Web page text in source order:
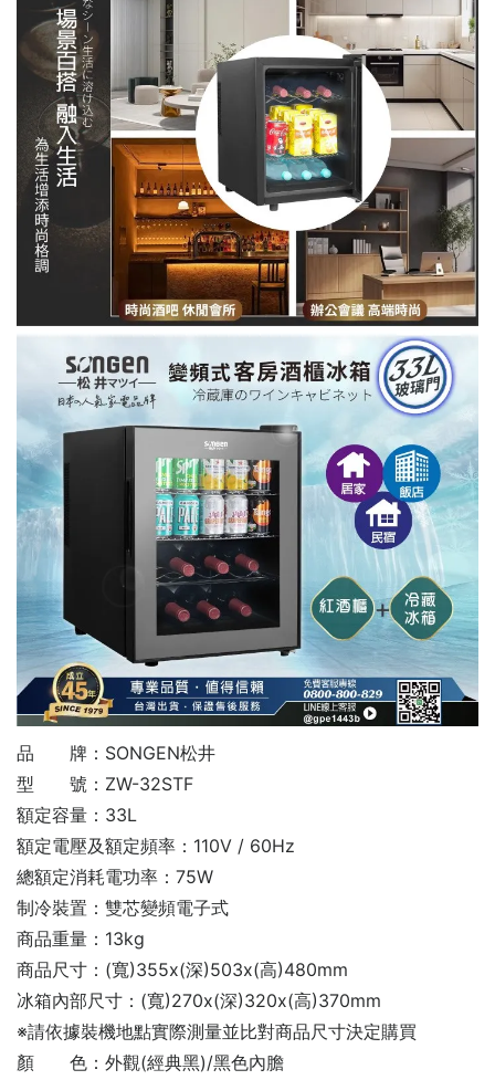
品 牌：SONGEN松井
型 號：ZW-32STF
額定容量：33L
額定電壓及額定頻率：110V / 60Hz
總額定消耗電功率：75W
制冷裝置：雙芯變頻電子式
商品重量：13kg
商品尺寸：(寬)355x(深)503x(高)480mm
冰箱內部尺寸：(寬)270x(深)320x(高)370mm
※請依據裝機地點實際測量並比對商品尺寸決定購買
顏 色：外觀(經典黑)/黑色內膽